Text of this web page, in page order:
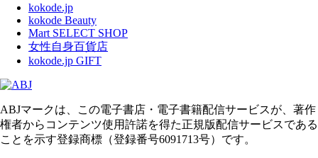
kokode.jp
kokode Beauty
Mart SELECT SHOP
女性自身百貨店
kokode.jp GIFT
ABJマークは、この電子書店・電子書籍配信サービスが、著作
権者からコンテンツ使用許諾を得た正規版配信サービスである
ことを示す登録商標（登録番号6091713号）です。